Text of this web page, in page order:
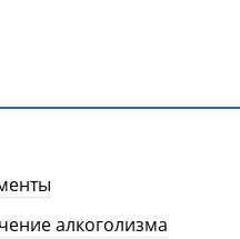
алкоголизма